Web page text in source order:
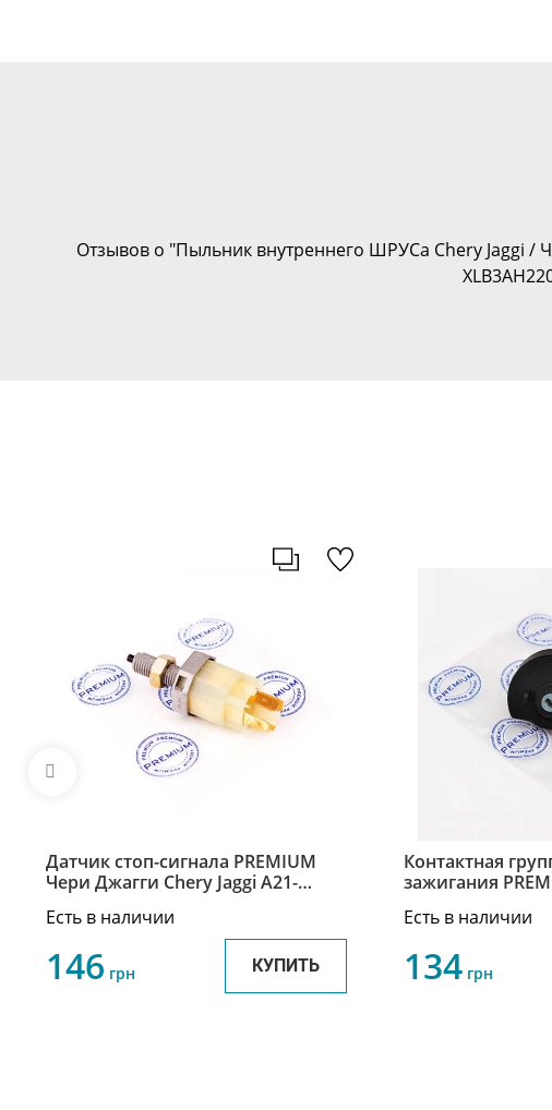
Отзывов о "Пыльник внутреннего ШРУСа Chery Jaggi /
Датчик стоп-сигнала PREMIUM
Чери Джагги Chery Jaggi A21-
Есть в наличии
146 грн КУПИТЬ
Контактная
зажигания
Есть в наличии
134 грн